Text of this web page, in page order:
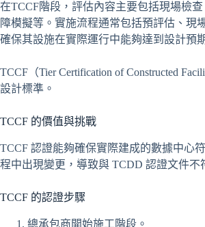
在TCCF階段，評估內容主要包括現場檢
障模擬等。實施流程通常包括預評估、現
確保其設施在實際運行中能夠達到設計預
TCCF（Tier Certification of Constructed
設計標準。
TCCF 的價值與挑戰
TCCF 認證能夠確保實際建成的數據中心
程中出現變更，導致與 TCDD 認證文件不
TCCF 的認證步驟
總承包商開始施工階段。